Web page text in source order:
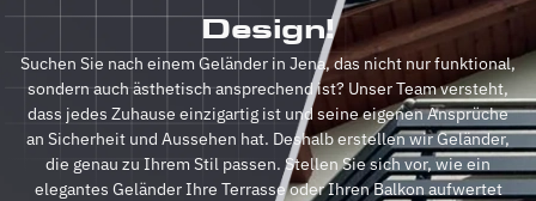
Design!
Suchen Sie nach einem Geländer in Jena, das nicht nur funktional,
sondern auch ästhetisch ansprechend ist? Unser Team versteht,
dass jedes Zuhause einzigartig ist und seine eigenen Ansprüche
an Sicherheit und Aussehen hat. Deshalb erstellen wir Geländer,
die genau zu Ihrem Stil passen. Stellen Sie sich vor, wie ein
elegantes Geländer Ihre Terrasse oder Ihren Balkon aufwertet